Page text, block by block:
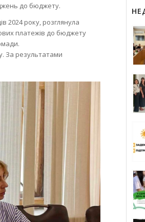
до бюджету.
2024 року, розглянула
платежів до бюджету
За результатами